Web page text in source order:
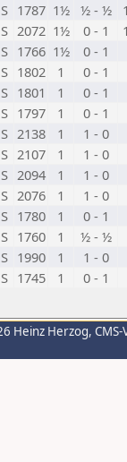
1787 1½ ½ - ½
2072 1½ 0 - 1
1766 1½
0 - 1
1802 1
0 - 1
1801 1
0 - 1
1797 1
0 - 1
2138 1
1 - 0
2107 1
1 - 0
2094 1
1 - 0
2076 1
1 - 0
1780 1
0 - 1
1760 1
½ - ½
1990 1
1 - 0
1745 1
0 - 1
Heinz Herzog,